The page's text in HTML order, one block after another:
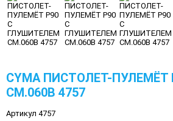
CYMA ПИСТОЛЕТ-
CM.060B 4757
Артикул 4757